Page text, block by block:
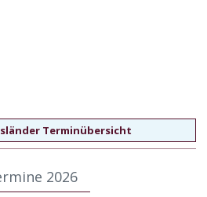
Terminübersicht
2026